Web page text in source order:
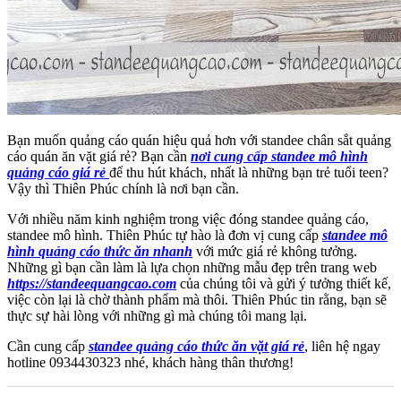
Bạn muốn quảng cáo quán hiệu quả hơn với standee chân sắt quảng
cáo quán ăn vặt giá rẻ? Bạn cần nơi cung cấp standee mô hình
quảng cáo giá rẻ để thu hút khách, nhất là những bạn trẻ tuổi teen?
Vậy thì Thiên Phúc chính là nơi bạn cần.
Với nhiều năm kinh nghiệm trong việc đóng standee quảng cáo,
standee mô hình. Thiên Phúc tự hào là đơn vị cung cấp standee mô
hình quảng cáo thức ăn nhanh với mức giá rẻ không tưởng.
Những gì bạn cần làm là lựa chọn những mẫu đẹp trên trang web
https://standeequangcao.com của chúng tôi và gửi ý tưởng thiết kế,
việc còn lại là chờ thành phẩm mà thôi. Thiên Phúc tin rằng, bạn sẽ
thực sự hài lòng với những gì mà chúng tôi mang lại.
Cần cung cấp standee quảng cáo thức ăn vặt giá rẻ, liên hệ ngay
hotline 0934430323 nhé, khách hàng thân thương!